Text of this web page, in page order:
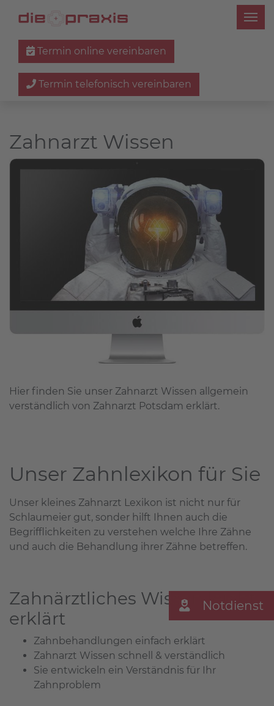
Notdienst
Termin online vereinbaren
Termin telefonisch vereinbaren
Zahnarzt Wissen
Hier finden Sie unser Zahnarzt Wissen allgemein
verständlich von Zahnarzt Potsdam erklärt.
Unser Zahnlexikon für Sie
Unser kleines Zahnarzt Lexikon ist nicht nur für
Schlaumeier gut, sonder hilft Ihnen auch die
Begrifflichkeiten zu verstehen welche Ihre Zähne
und auch die Behandlung ihrer Zähne betreffen.
Zahnärztliches Wissen leicht
erklärt
Zahnbehandlungen einfach erklärt
Zahnarzt Wissen schnell & verständlich
Sie entwickeln ein Verständnis für Ihr
Zahnproblem